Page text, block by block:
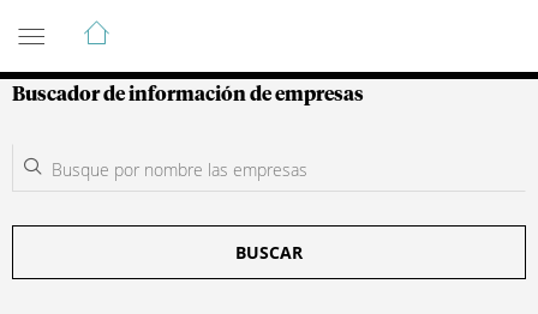
Guía de Empresas Colombianas
Buscador de información de empresas
BUSCAR